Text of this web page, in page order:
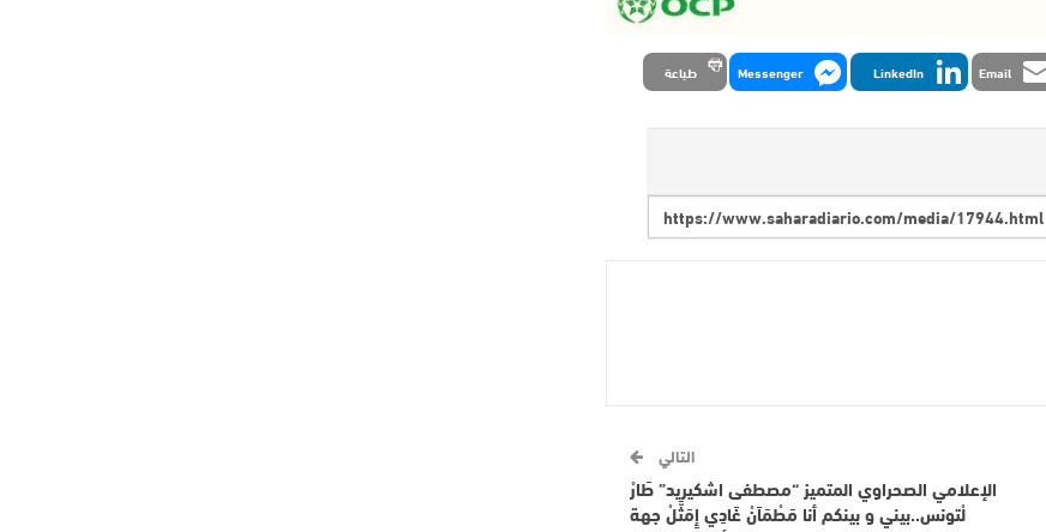
Email
LinkedIn
Messenger طباعة
التالي
الإعلامي الصحراوي المتميز “مصطفى اشكيريد” طَارْ
لْتونس..بيني و بينكم أنا مَطْمَاَنْ غَادِي إِمَثَّلْ جهة